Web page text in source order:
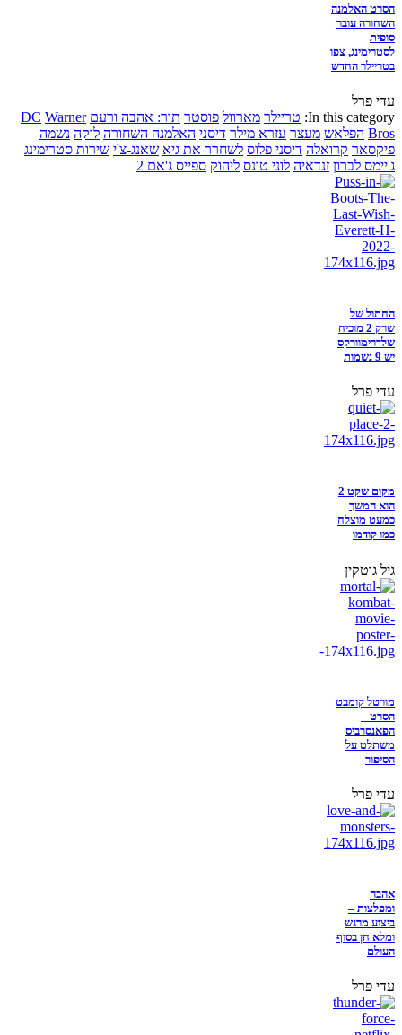
הסרט האלמנה
השחורה עובר
סופית
לסטרימינג, צפו
בטריילר החדש
עדי פרל
In this category: טריילר מארוול פוסטר תור: אהבה ורעם DC Warner
Bros הפלאש מעצר עזרא מילר דיסני האלמנה השחורה לוקה נשמה
פיקסאר קרואלה דיסני פלוס לשחרר את גיא שאנג-צ'י שירות סטרימינג
ג'יימס לברון זנדאיה לוני טונס ליהוק ספייס ג'אם 2
החתול של
שרק 2 מוכיח
שלדרימוורקס
יש 9 נשמות
עדי פרל
מקום שקט 2
הוא המשך
כמעט מוצלח
כמו קודמו
גיל גוטקין
מורטל קומבט
הסרט –
הפאנסרביס
משתלט על
הסיפור
עדי פרל
אהבה
ומפלצות –
ביצוע מרגש
ומלא חן בסוף
העולם
עדי פרל